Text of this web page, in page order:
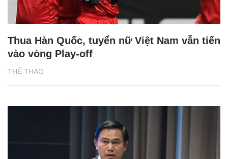
THỂ THAO
Thua Hàn Quốc, tuyển nữ Việt Nam vẫn tiến
vào vòng Play-off